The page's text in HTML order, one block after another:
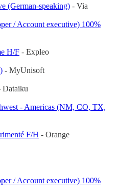
(German-speaking) - Via
/ Account executive) 100%
H/F - Expleo
- MyUnisoft
Dataiku
- Americas (NM, CO, TX,
F/H - Orange
/ Account executive) 100%